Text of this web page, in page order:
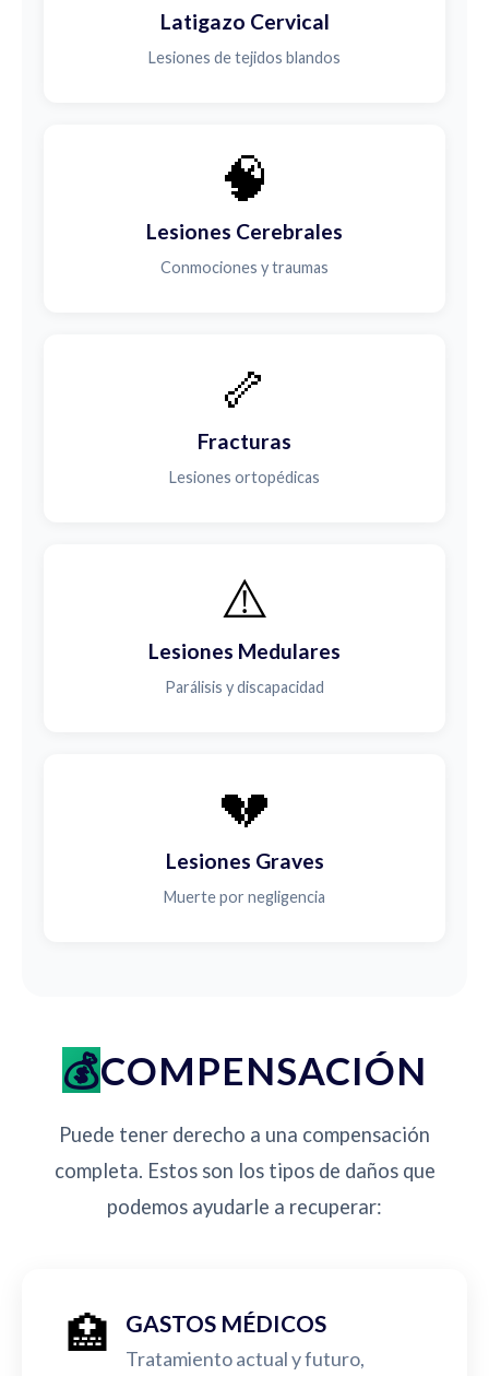
Latigazo Cervical
Lesiones de tejidos blandos
🧠
Lesiones Cerebrales
Conmociones y traumas
🦴
Fracturas
Lesiones ortopédicas
⚠️
Lesiones Medulares
Parálisis y discapacidad
💔
Lesiones Graves
Muerte por negligencia
COMPENSACIÓN
Puede tener derecho a una compensación
completa. Estos son los tipos de daños que
podemos ayudarle a recuperar:
🏥 GASTOS MÉDICOS
Tratamiento actual y futuro,